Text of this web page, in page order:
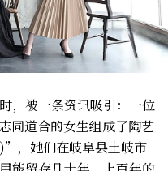
，被一条资讯吸引：一位
同道合的女生组成了陶艺
，她们在岐阜县土岐市